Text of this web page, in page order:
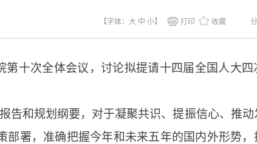
【字体： 大 中 小】 打印 收藏
十次全体会议，讨论拟提请十四届全国人大四
告和规划纲要，对于凝聚共识、提振信心、推动
署，准确把握今年和未来五年的国内外形势，